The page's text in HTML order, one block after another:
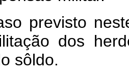
previsto
dos
sôldo.